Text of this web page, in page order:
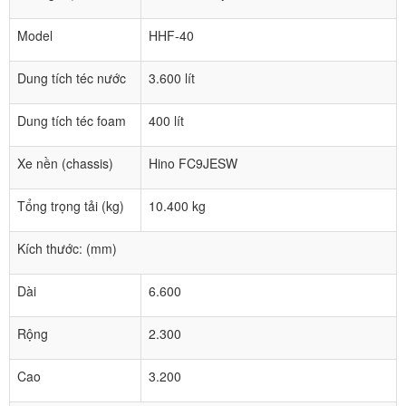
Model HHF-40
Dung tích téc nước 3.600 lít
Dung tích téc foam 400 lít
Xe nền (chassis) Hino FC9JESW
Tổng trọng tải (kg) 10.400 kg
Kích thước: (mm)
Dài 6.600
Rộng 2.300
Cao 3.200